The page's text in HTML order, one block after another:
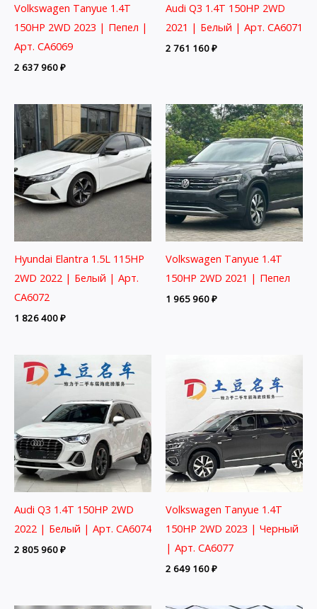
Volkswagen Tanyue 1.4T
150HP 2WD 2023 | Пепел |
Арт. CA6069
2 637 960₽
Audi Q3 1.4T 150HP 2WD
2021 | Белый | Арт. CA6071
2 761 160₽
Hyundai Elantra 1.5L 115HP
2WD 2022 | Белый | Арт.
CA6072
1 826 400₽
Volkswagen Tanyue 1.4T
150HP 2WD 2021 | Пепел
1 965 960₽
Audi Q3 1.4T 150HP 2WD
2022 | Белый | Арт. CA6074
2 805 960₽
Volkswagen Tanyue 1.4T
150HP 2WD 2023 | Черный
| Арт. CA6077
2 649 160₽